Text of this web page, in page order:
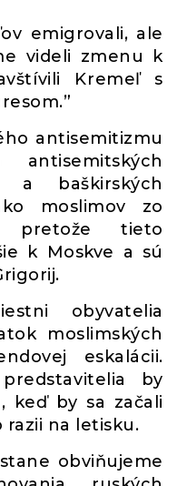
emigrovali, ale
videli zmenu k
Kremeľ s
antisemitizmu
a baškirských
moslimov zo
pretože tieto
k Moskve a sú
obyvatelia
moslimských
eskalácii.
by
keď by sa začali
na letisku.
obviňujeme